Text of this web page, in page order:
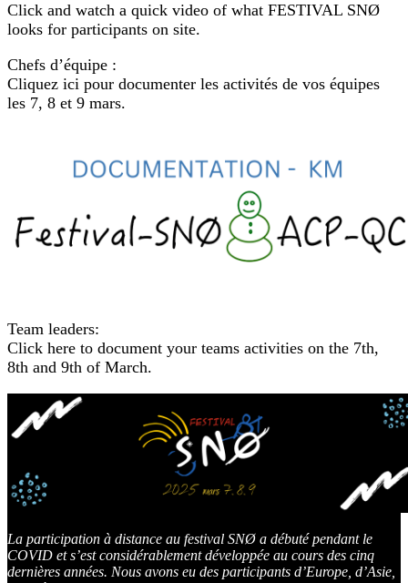
Click and watch a quick video of what FESTIVAL SNØ
looks for participants on site.
Chefs d’équipe :
Cliquez ici pour documenter les activités de vos équipes
les 7, 8 et 9 mars.
Team leaders:
Click here to document your teams activities on the 7th,
8th and 9th of March.
La participation à distance au festival SNØ a débuté pendant le
COVID et s’est considérablement développée au cours des cinq
dernières années. Nous avons eu des participants d’Europe, d’Asie,